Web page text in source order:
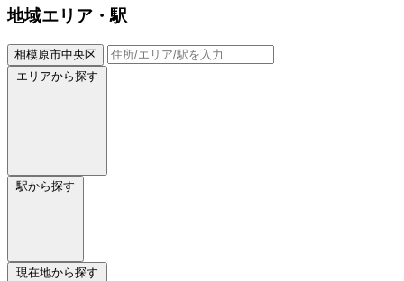
地域エリア・駅
相模原市中央区
エリアから探す
駅から探す
現在地から探す